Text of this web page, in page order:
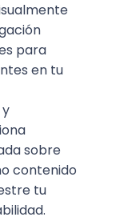
para
en tu
sobre
contenido
tu